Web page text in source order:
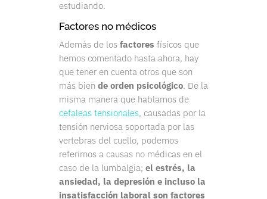
estudiando.
Factores no médicos
Además de los factores físicos que
hemos comentado hasta ahora, hay
que tener en cuenta otros que son
más bien de orden psicológico. De la
misma manera que hablamos de
cefaleas tensionales, causadas por la
tensión nerviosa soportada por las
vertebras del cuello, podemos
referirnos a causas no médicas en el
caso de la lumbalgia; el estrés, la
ansiedad, la depresión e incluso la
insatisfacción laboral son factores